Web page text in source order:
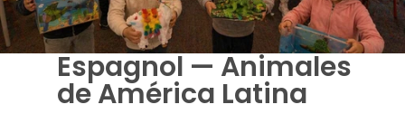
Espagnol — Animales
de América Latina